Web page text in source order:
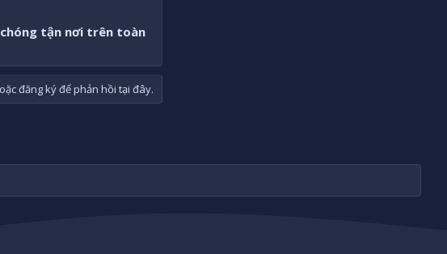
chóng tận nơi trên toàn
đăng ký để phản hồi tại đây.